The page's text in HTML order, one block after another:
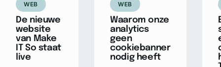
WEB
De nieuwe
website
van Make
IT So staat
live
WEB
Waarom onze
analytics
geen
cookiebanner
nodig heeft